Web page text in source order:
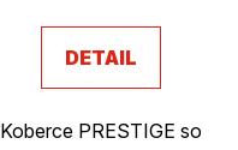
DETAIL
Koberce PRESTIGE so